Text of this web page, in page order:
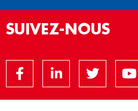
SUIVEZ-NOUS